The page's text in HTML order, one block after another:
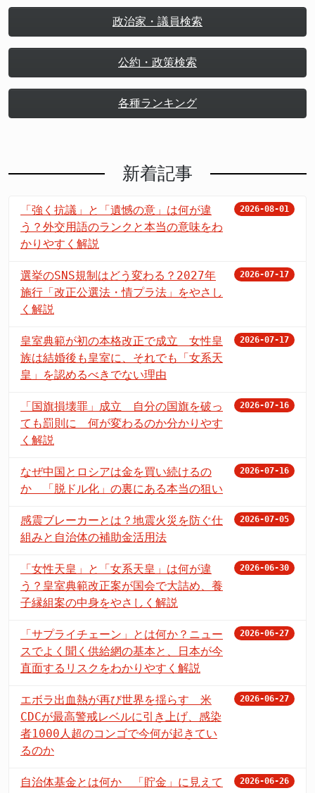
政治家・議員検索
公約・政策検索
各種ランキング
新着記事
「強く抗議」と「遺憾の意」は何が違
う？外交用語のランクと本当の意味をわ
かりやすく解説
2026-08-01
選挙のSNS規制はどう変わる？2027年
施行「改正公選法・情プラ法」をやさし
く解説
2026-07-17
皇室典範が初の本格改正で成立 女性皇
族は結婚後も皇室に、それでも「女系天
皇」を認めるべきでない理由
2026-07-17
「国旗損壊罪」成立 自分の国旗を破っ
ても罰則に 何が変わるのか分かりやす
く解説
2026-07-16
なぜ中国とロシアは金を買い続けるの
か 「脱ドル化」の裏にある本当の狙い
2026-07-16
感震ブレーカーとは？地震火災を防ぐ仕
組みと自治体の補助金活用法
2026-07-05
「女性天皇」と「女系天皇」は何が違
う？皇室典範改正案が国会で大詰め、養
子縁組案の中身をやさしく解説
2026-06-30
「サプライチェーン」とは何か？ニュー
スでよく聞く供給網の基本と、日本が今
直面するリスクをわかりやすく解説
2026-06-27
エボラ出血熱が再び世界を揺らす 米
CDCが最高警戒レベルに引き上げ、感染
者1000人超のコンゴで今何が起きてい
るのか
2026-06-27
自治体基金とは何か 「貯金」に見えて
2026-06-26